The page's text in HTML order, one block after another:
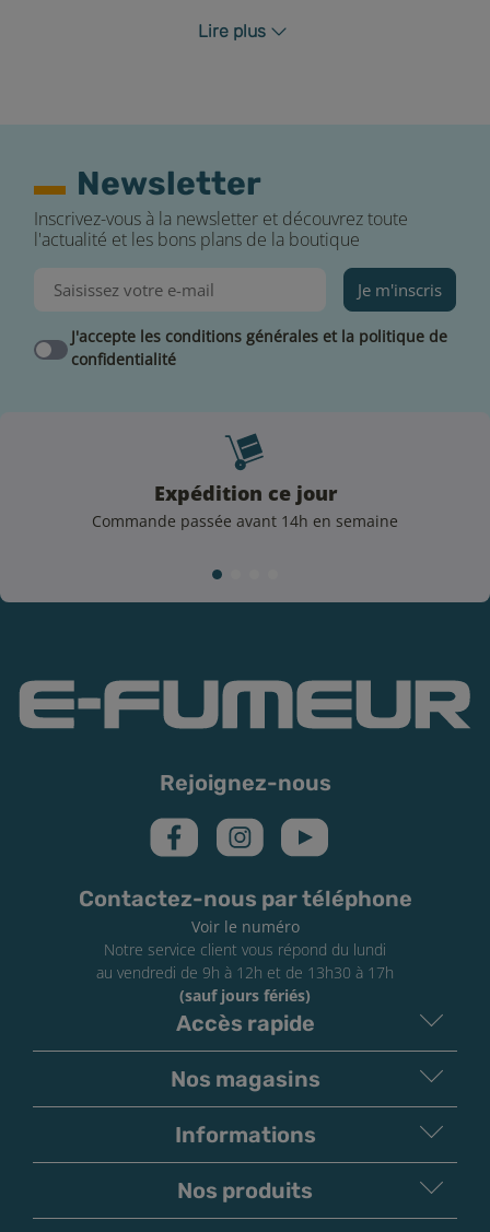
6% d’arôme pour une base PG/VG à 70/30.
notre guide complet.
Temps de maturation de votre e-liquide DIY
Rakam
Lorsque votre préparation sera terminée et bien
mélangé, vous devrez laisser steeper votre e-liquide
Rakam durant sept jours minimum. Votre temps de
Lire plus
Newsletter
Inscrivez-vous à la newsletter et découvrez toute
l'actualité et les bons plans de la boutique
Je m'inscris
J'accepte les conditions générales et la politique de
confidentialité
Expédition ce jour
Commande passée avant 14h en semaine
Rejoignez-nous
Contactez-nous par téléphone
Voir le numéro
Notre service client vous répond du lundi
au vendredi de 9h à 12h et de 13h30 à 17h
(sauf jours fériés)
Accès rapide
Nos magasins
Informations
Nos produits